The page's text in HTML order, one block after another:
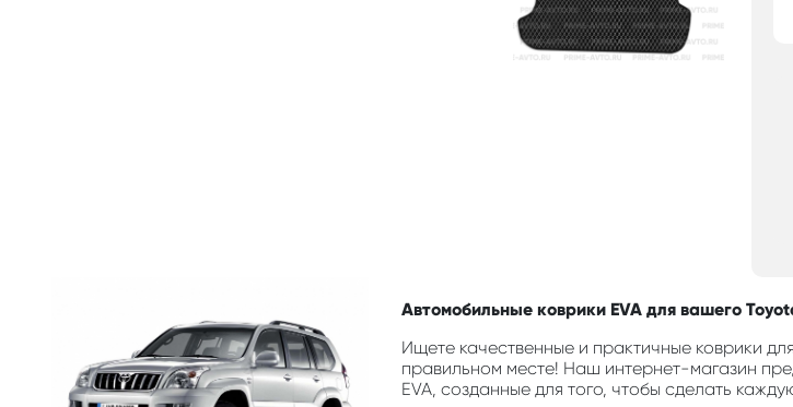
Автомобильные коврики EVA для вашего
Ищете качественные и практичные коврики
правильном месте! Наш интернет-магазин
EVA, созданные для того, чтобы сделать